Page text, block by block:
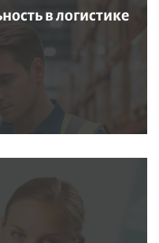
в логистике